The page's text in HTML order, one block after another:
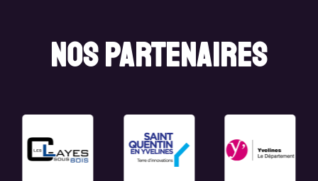
nos partenaires